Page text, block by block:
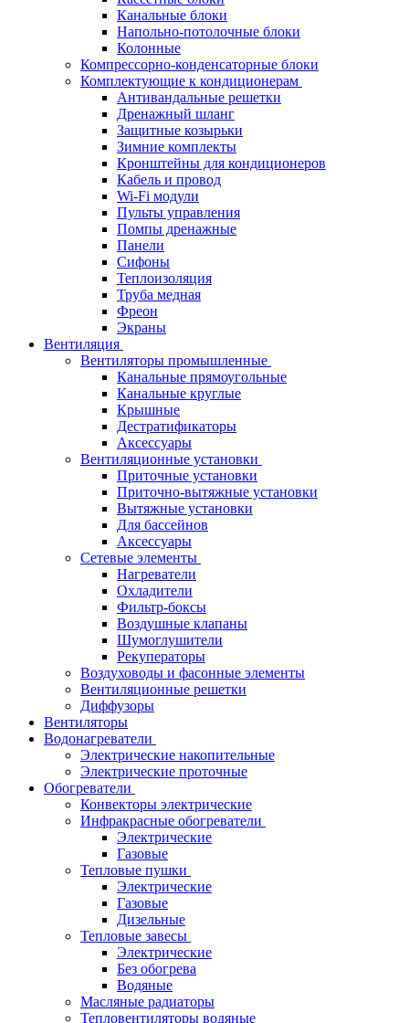
Канальные блоки
Напольно-потолочные блоки
Колонные
Компрессорно-конденсаторные блоки
Комплектующие к кондиционерам
Антивандальные решетки
Дренажный шланг
Защитные козырьки
Зимние комплекты
Кронштейны для кондиционеров
Кабель и провод
Wi-Fi модули
Пульты управления
Помпы дренажные
Панели
Сифоны
Теплоизоляция
Труба медная
Фреон
Экраны
Вентиляция
Вентиляторы промышленные
Канальные прямоугольные
Канальные круглые
Крышные
Дестратификаторы
Аксессуары
Вентиляционные установки
Приточные установки
Приточно-вытяжные установки
Вытяжные установки
Для бассейнов
Аксессуары
Сетевые элементы
Нагреватели
Охладители
Фильтр-боксы
Воздушные клапаны
Шумоглушители
Рекуператоры
Воздуховоды и фасонные элементы
Вентиляционные решетки
Диффузоры
Вентиляторы
Водонагреватели
Электрические накопительные
Электрические проточные
Обогреватели
Конвекторы электрические
Инфракрасные обогреватели
Электрические
Газовые
Тепловые пушки
Электрические
Газовые
Дизельные
Тепловые завесы
Электрические
Без обогрева
Водяные
Масляные радиаторы
Тепловентиляторы водяные